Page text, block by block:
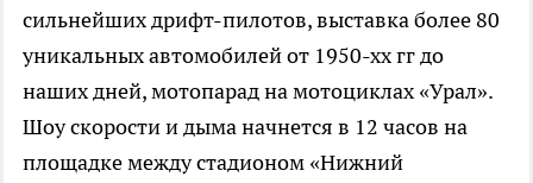
сильнейших дрифт-пилотов, выставка более 80
уникальных автомобилей от 1950-хх гг до
наших дней, мотопарад на мотоциклах «Урал».
Шоу скорости и дыма начнется в 12 часов на
площадке между стадионом «Нижний